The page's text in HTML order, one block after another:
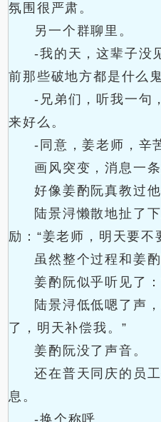
氛围很严肃。
另一个群聊里。
-我的天，这辈子没
前那些破地方都是什么鬼
-兄弟们，听我一句
来好么。
-同意，姜老师，辛
画风突变，消息一
好像姜酌阮真教过他
陆景浔懒散地扯了
励：“姜老师，明天要不
虽然整个过程和姜
姜酌阮似乎听见了
陆景浔低低嗯了声
了，明天补偿我。”
姜酌阮没了声音。
还在普天同庆的员
息。
-换个称呼。